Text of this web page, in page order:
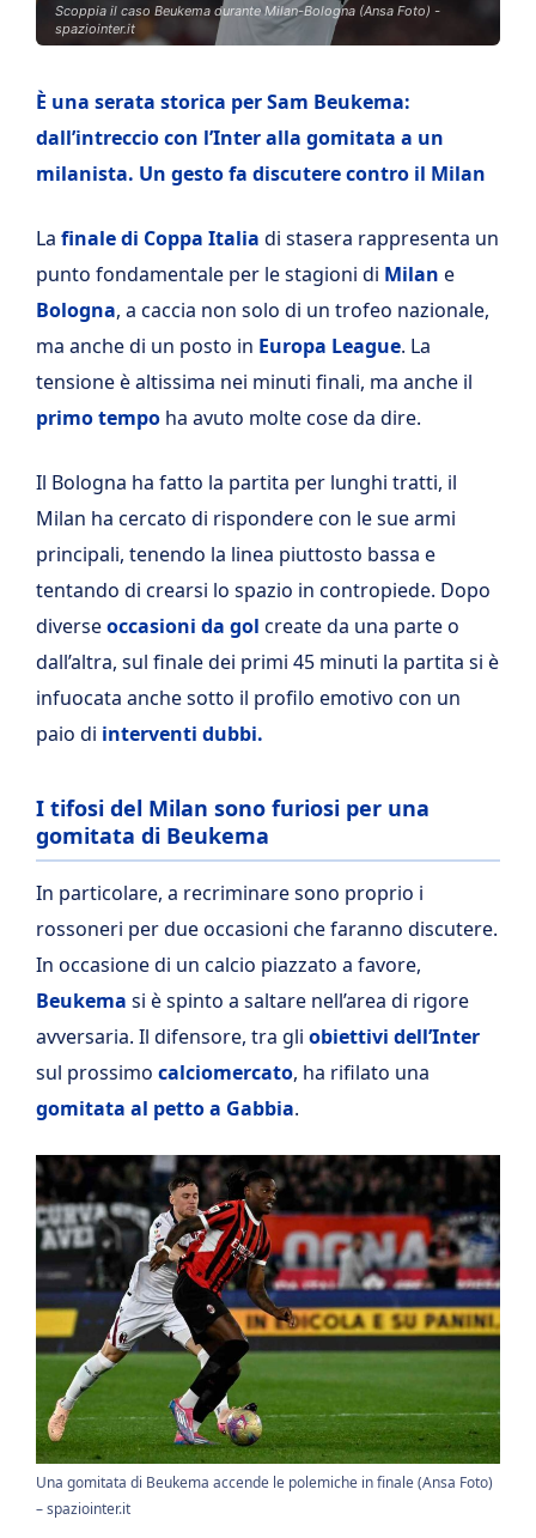
Scoppia il caso Beukema durante Milan-Bologna (Ansa Foto) -
spaziointer.it
È una serata storica per Sam Beukema:
dall’intreccio con l’Inter alla gomitata a un
milanista. Un gesto fa discutere contro il Milan
La finale di Coppa Italia di stasera rappresenta un
punto fondamentale per le stagioni di Milan e
Bologna, a caccia non solo di un trofeo nazionale,
ma anche di un posto in Europa League. La
tensione è altissima nei minuti finali, ma anche il
primo tempo ha avuto molte cose da dire.
Il Bologna ha fatto la partita per lunghi tratti, il
Milan ha cercato di rispondere con le sue armi
principali, tenendo la linea piuttosto bassa e
tentando di crearsi lo spazio in contropiede. Dopo
diverseoccasioni da gol create da una parte o
dall’altra, sul finale dei primi 45 minuti la partita si è
infuocata anche sotto il profilo emotivo con un
paio di interventi dubbi.
I tifosi del Milan sono furiosi per una
gomitata di Beukema
In particolare, a recriminare sono proprio i
rossoneri per due occasioni che faranno discutere.
In occasione di un calcio piazzato a favore,
Beukema si è spinto a saltare nell’area di rigore
avversaria. Il difensore, tra gli obiettivi dell’Inter
sul prossimo calciomercato, ha rifilato una
gomitata al petto a Gabbia.
Una gomitata di Beukema accende le polemiche in finale (Ansa Foto)
– spaziointer.it